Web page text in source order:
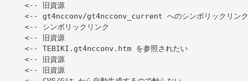
<-- 旧資源
gt4ncconv/gt4ncconv_current へのシンボリックリンク
シンボリックリンク
<-- 旧資源
TEBIKI.gt4ncconv.htm を参照されたい
<-- 旧資源
<-- 旧資源